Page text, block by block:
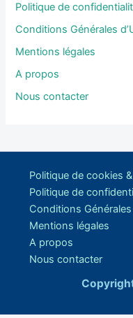
Politique de
Conditions Générales
Mentions légales
A propos
Nous contacter
Politique de cookies
Politique de
Conditions Générales
Mentions légales
A propos
Nous contacter